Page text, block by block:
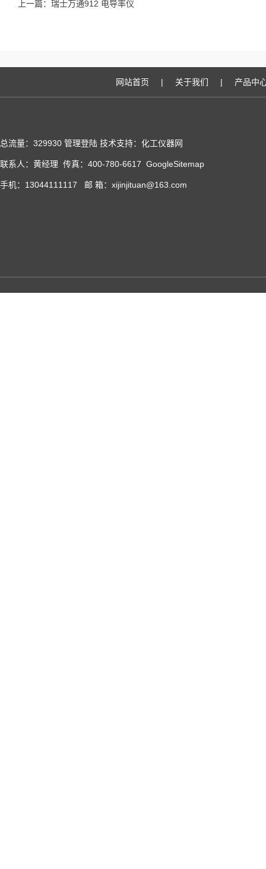
上一篇： 瑞士万通912 电导率仪
网站首页 | 关于我们 | 产品中
总流量：329930 管理登陆 技术支持：化工仪器网
联系人：黄经理 传真：400-780-6617 GoogleSitemap
手机：13044111117 邮 箱：xijinjituan@163.com